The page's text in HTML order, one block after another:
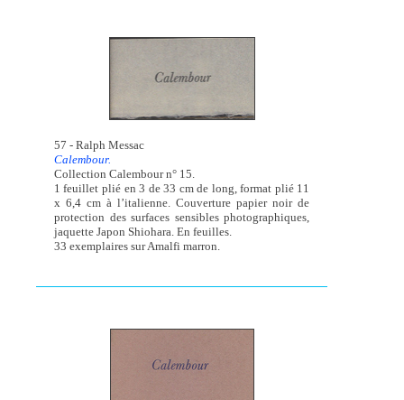
57 - Ralph Messac
Calembour.
Collection Calembour n° 15.
1 feuillet plié en 3 de 33 cm de long, format plié 11
x 6,4 cm à l’italienne. Couverture papier noir de
protection des surfaces sensibles photographiques,
jaquette Japon Shiohara. En feuilles.
33 exemplaires sur Amalfi marron.